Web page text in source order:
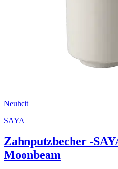
Neuheit
SAYA
Zahnputzbecher -
Moonbeam